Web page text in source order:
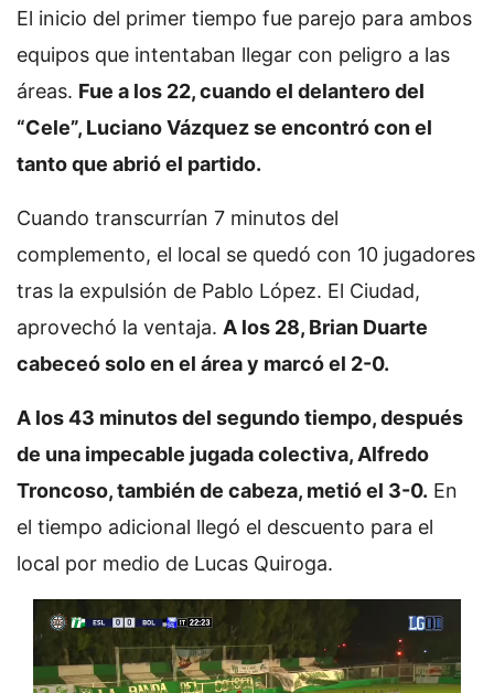
El inicio del primer tiempo fue parejo para ambos
equipos que intentaban llegar con peligro a las
áreas. Fue a los 22, cuando el delantero del
“Cele”, Luciano Vázquez se encontró con el
tanto que abrió el partido.
Cuando transcurrían 7 minutos del
complemento, el local se quedó con 10 jugadores
tras la expulsión de Pablo López. El Ciudad,
aprovechó la ventaja. A los 28, Brian Duarte
cabeceó solo en el área y marcó el 2-0.
A los 43 minutos del segundo tiempo, después
de una impecable jugada colectiva, Alfredo
Troncoso, también de cabeza, metió el 3-0. En
el tiempo adicional llegó el descuento para el
local por medio de Lucas Quiroga.